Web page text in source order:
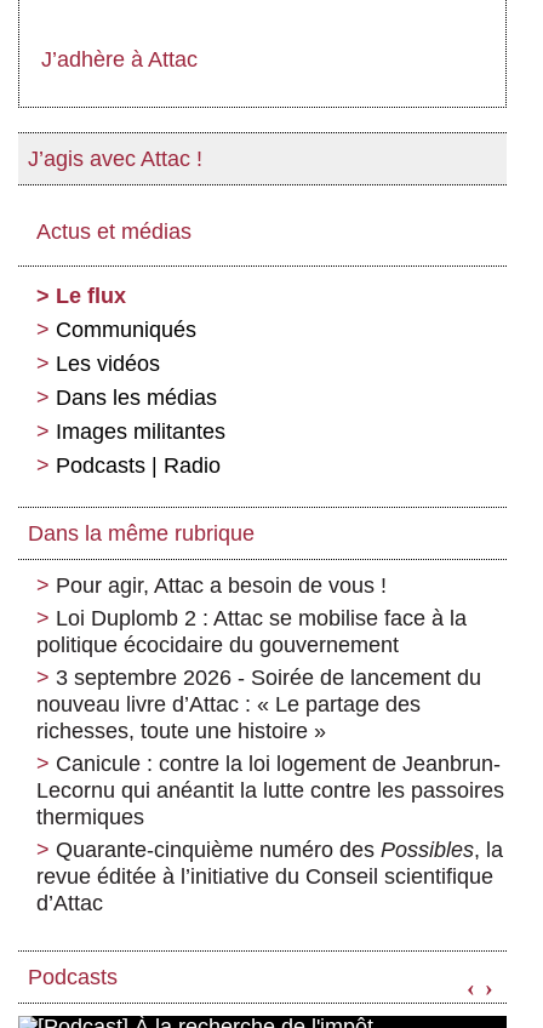
J’adhère à Attac
J’agis avec Attac !
Actus et médias
Le flux
Communiqués
Les vidéos
Dans les médias
Images militantes
Podcasts | Radio
Dans la même rubrique
Pour agir, Attac a besoin de vous !
Loi Duplomb 2 : Attac se mobilise face à la
politique écocidaire du gouvernement
3 septembre 2026 - Soirée de lancement du
nouveau livre d’Attac : « Le partage des
richesses, toute une histoire »
Canicule : contre la loi logement de Jeanbrun-
Lecornu qui anéantit la lutte contre les passoires
thermiques
Quarante-cinquième numéro des Possibles, la
revue éditée à l’initiative du Conseil scientifique
d’Attac
Podcasts ‹ ›